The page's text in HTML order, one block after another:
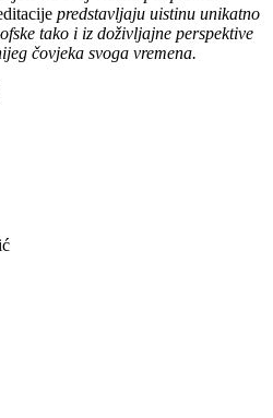
predstavljaju uistinu unikatno
tako i iz doživljajne perspektive
čovjeka svoga vremena.